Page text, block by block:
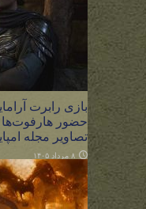
بازی رابرت
حضور
تصاویر مجله
۸ مرداد ۱۴۰۵